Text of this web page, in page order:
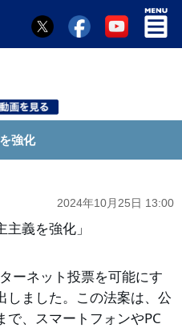
強化
2024年10月25日 13:00
主義を強化」
ーネット投票を可能にす
しました。この法案は、公
、スマートフォンやPC